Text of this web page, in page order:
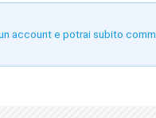
account e potrai subito